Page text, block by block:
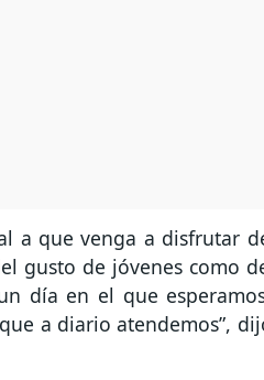
a que venga a disfrutar
gusto de jóvenes como
día en el que
a diario atendemos”,